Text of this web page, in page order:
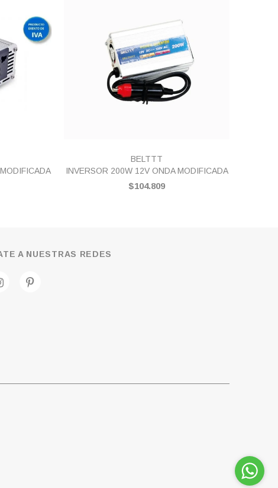
BELTTT
INVERSOR 200W 12V ONDA MODIFICADA
$104.809
A NUESTRAS REDES